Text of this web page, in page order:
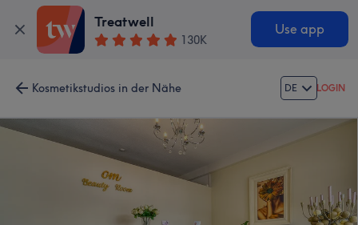
Treatwell
130K
Use app
Kosmetikstudios in der Nähe DE LOGIN